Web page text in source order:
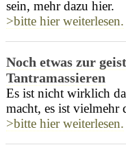
sein, mehr dazu hier.
>bitte hier weiterlesen.
Noch etwas zur
Tantramassieren
Es ist nicht wirklich
macht, es ist vielmehr
>bitte hier weiterlesen.